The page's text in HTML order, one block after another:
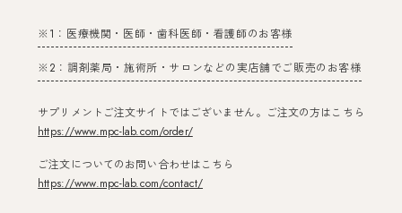
※1：医療機関・医師・歯科医師・看護師のお客様
※2：調剤薬局・施術所・サロンなどの実店舗でご販売のお客様
サプリメントご注文サイトではございません。ご注文の方はこちら
https://www.mpc-lab.com/order/
ご注文についてのお問い合わせはこちら
https://www.mpc-lab.com/contact/